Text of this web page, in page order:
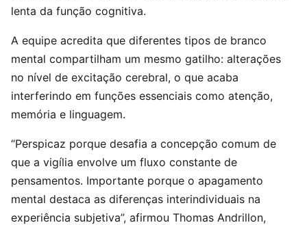
lenta da função cognitiva.
A equipe acredita que diferentes tipos de branco
mental compartilham um mesmo gatilho: alterações
no nível de excitação cerebral, o que acaba
interferindo em funções essenciais como atenção,
memória e linguagem.
“Perspicaz porque desafia a concepção comum de
que a vigília envolve um fluxo constante de
pensamentos. Importante porque o apagamento
mental destaca as diferenças interindividuais na
experiência subjetiva”, afirmou Thomas Andrillon,